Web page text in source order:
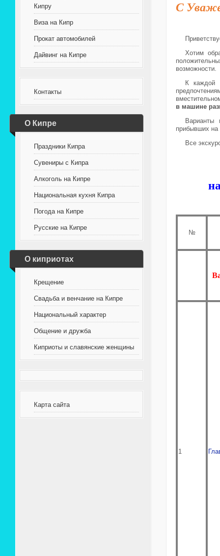
Кипру
Виза на Кипр
Прокат автомобилей
Дайвинг на Кипре
Контакты
О Кипре
Праздники Кипра
Сувениры с Кипра
Алкоголь на Кипре
Национальная кухня Кипра
Погода на Кипре
Русские на Кипре
О киприотах
Крещение
Свадьба и венчание на Кипре
Национальный характер
Общение и дружба
Киприоты и славянские женщины
Карта сайта
С
Хотим
возможности.
К каждой
в машине
Варианты
прибывших на
Все
№
1